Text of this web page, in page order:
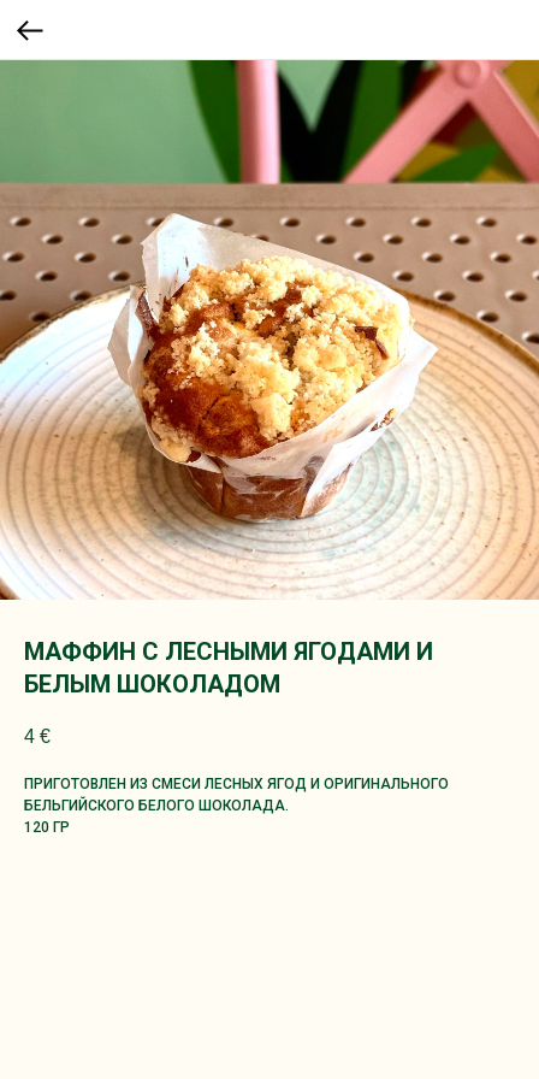
МАФФИН С ЛЕСНЫМИ ЯГОДАМИ И
БЕЛЫМ ШОКОЛАДОМ
4 €
ПРИГОТОВЛЕН ИЗ СМЕСИ ЛЕСНЫХ ЯГОД И ОРИГИНАЛЬНОГО
БЕЛЬГИЙСКОГО БЕЛОГО ШОКОЛАДА.
120 ГР